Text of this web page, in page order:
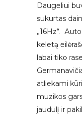
Daugeliui
sukurtas
„16Hz“.
keletą
labai tiko
atliekami
muzikos
jaudulį ir